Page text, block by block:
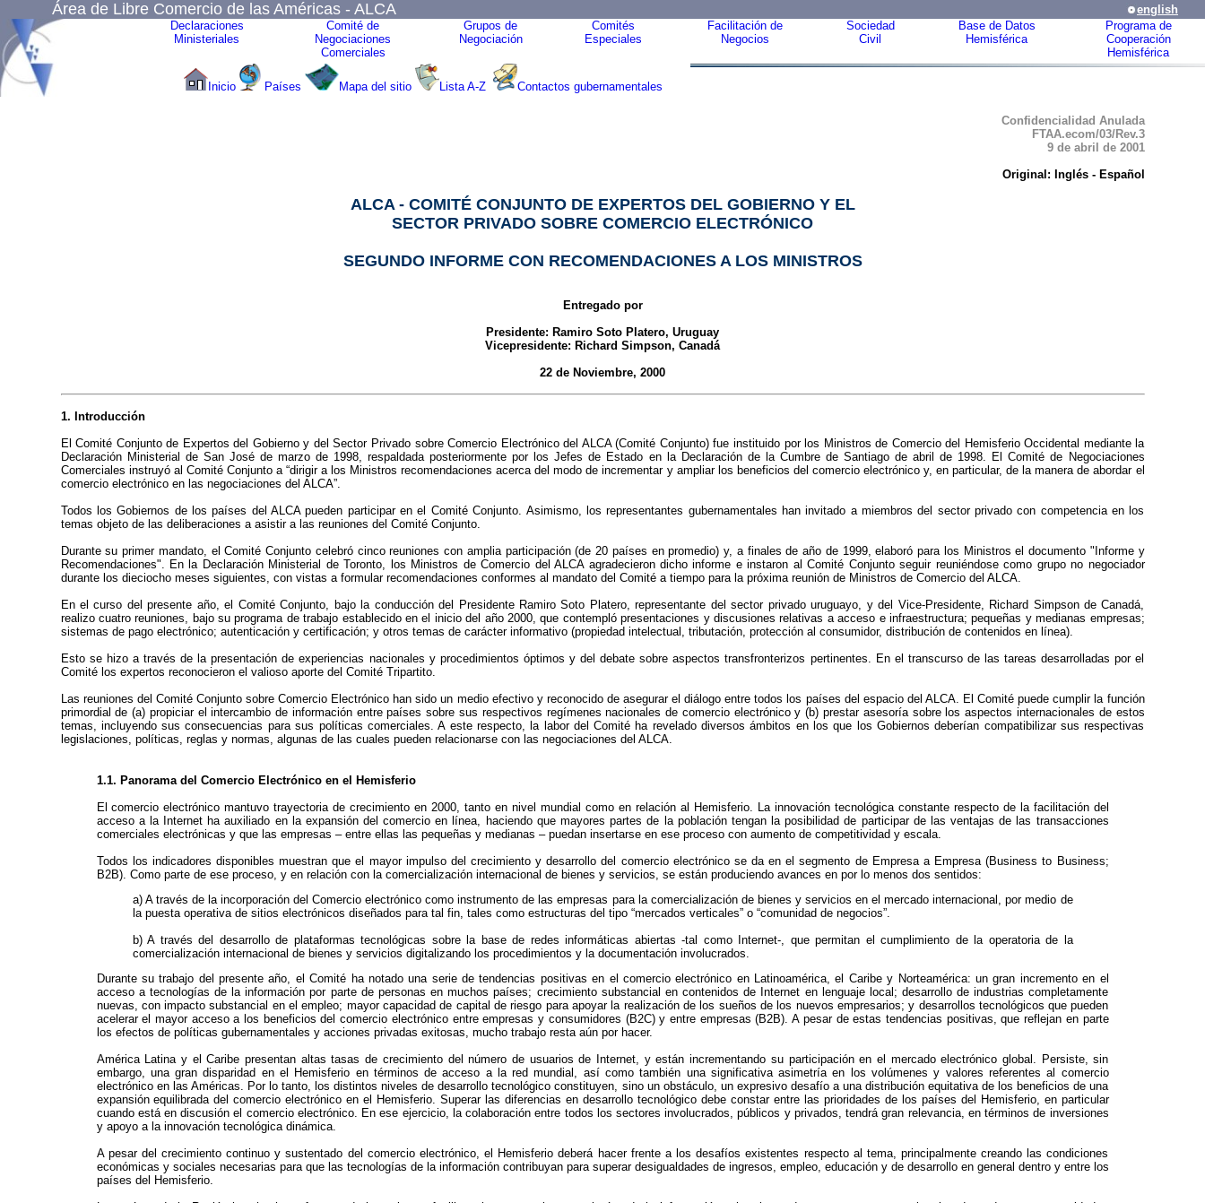
Área de Libre Comercio de las Américas - ALCA
english
Declaraciones
Ministeriales
Comité de
Negociaciones
Comerciales
Grupos de
Negociación
Comités
Especiales
Facilitación de
Negocios
Sociedad
Civil
Base de Datos
Hemisférica
Programa de
Cooperación
Hemisférica
Inicio Países Mapa del sitio Lista A-Z Contactos gubernamentales
Confidencialidad Anulada
FTAA.ecom/03/Rev.3
9 de abril de 2001
Original: Inglés - Español
ALCA - COMITÉ CONJUNTO DE EXPERTOS DEL GOBIERNO Y EL
SECTOR PRIVADO SOBRE COMERCIO ELECTRÓNICO
SEGUNDO INFORME CON RECOMENDACIONES A LOS MINISTROS
Entregado por
Presidente: Ramiro Soto Platero, Uruguay
Vicepresidente: Richard Simpson, Canadá
22 de Noviembre, 2000
1. Introducción
El Comité Conjunto de Expertos del Gobierno y del Sector Privado sobre Comercio Electrónico del ALCA (Comité Conjunto) fue instituido por los Ministros de Comercio del Hemisferio Occidental mediante la
Declaración Ministerial de San José de marzo de 1998, respaldada posteriormente por los Jefes de Estado en la Declaración de la Cumbre de Santiago de abril de 1998. El Comité de Negociaciones
Comerciales instruyó al Comité Conjunto a “dirigir a los Ministros recomendaciones acerca del modo de incrementar y ampliar los beneficios del comercio electrónico y, en particular, de la manera de abordar el
comercio electrónico en las negociaciones del ALCA”.
Todos los Gobiernos de los países del ALCA pueden participar en el Comité Conjunto. Asimismo, los representantes gubernamentales han invitado a miembros del sector privado con competencia en los
temas objeto de las deliberaciones a asistir a las reuniones del Comité Conjunto.
Durante su primer mandato, el Comité Conjunto celebró cinco reuniones con amplia participación (de 20 países en promedio) y, a finales de año de 1999, elaboró para los Ministros el documento "Informe y
Recomendaciones". En la Declaración Ministerial de Toronto, los Ministros de Comercio del ALCA agradecieron dicho informe e instaron al Comité Conjunto seguir reuniéndose como grupo no negociador
durante los dieciocho meses siguientes, con vistas a formular recomendaciones conformes al mandato del Comité a tiempo para la próxima reunión de Ministros de Comercio del ALCA.
En el curso del presente año, el Comité Conjunto, bajo la conducción del Presidente Ramiro Soto Platero, representante del sector privado uruguayo, y del Vice-Presidente, Richard Simpson de Canadá,
realizo cuatro reuniones, bajo su programa de trabajo establecido en el inicio del año 2000, que contempló presentaciones y discusiones relativas a acceso e infraestructura; pequeñas y medianas empresas;
sistemas de pago electrónico; autenticación y certificación; y otros temas de carácter informativo (propiedad intelectual, tributación, protección al consumidor, distribución de contenidos en línea).
Esto se hizo a través de la presentación de experiencias nacionales y procedimientos óptimos y del debate sobre aspectos transfronterizos pertinentes. En el transcurso de las tareas desarrolladas por el
Comité los expertos reconocieron el valioso aporte del Comité Tripartito.
Las reuniones del Comité Conjunto sobre Comercio Electrónico han sido un medio efectivo y reconocido de asegurar el diálogo entre todos los países del espacio del ALCA. El Comité puede cumplir la función
primordial de (a) propiciar el intercambio de información entre países sobre sus respectivos regímenes nacionales de comercio electrónico y (b) prestar asesoría sobre los aspectos internacionales de estos
temas, incluyendo sus consecuencias para sus políticas comerciales. A este respecto, la labor del Comité ha revelado diversos ámbitos en los que los Gobiernos deberían compatibilizar sus respectivas
legislaciones, políticas, reglas y normas, algunas de las cuales pueden relacionarse con las negociaciones del ALCA.
1.1. Panorama del Comercio Electrónico en el Hemisferio
El comercio electrónico mantuvo trayectoria de crecimiento en 2000, tanto en nivel mundial como en relación al Hemisferio. La innovación tecnológica constante respecto de la facilitación del
acceso a la Internet ha auxiliado en la expansión del comercio en línea, haciendo que mayores partes de la población tengan la posibilidad de participar de las ventajas de las transacciones
comerciales electrónicas y que las empresas – entre ellas las pequeñas y medianas – puedan insertarse en ese proceso con aumento de competitividad y escala.
Todos los indicadores disponibles muestran que el mayor impulso del crecimiento y desarrollo del comercio electrónico se da en el segmento de Empresa a Empresa (Business to Business;
B2B). Como parte de ese proceso, y en relación con la comercialización internacional de bienes y servicios, se están produciendo avances en por lo menos dos sentidos:
a) A través de la incorporación del Comercio electrónico como instrumento de las empresas para la comercialización de bienes y servicios en el mercado internacional, por medio de
la puesta operativa de sitios electrónicos diseñados para tal fin, tales como estructuras del tipo “mercados verticales” o “comunidad de negocios”.
b) A través del desarrollo de plataformas tecnológicas sobre la base de redes informáticas abiertas -tal como Internet-, que permitan el cumplimiento de la operatoria de la
comercialización internacional de bienes y servicios digitalizando los procedimientos y la documentación involucrados.
Durante su trabajo del presente año, el Comité ha notado una serie de tendencias positivas en el comercio electrónico en Latinoamérica, el Caribe y Norteamérica: un gran incremento en el
acceso a tecnologías de la información por parte de personas en muchos países; crecimiento substancial en contenidos de Internet en lenguaje local; desarrollo de industrias completamente
nuevas, con impacto substancial en el empleo; mayor capacidad de capital de riesgo para apoyar la realización de los sueños de los nuevos empresarios; y desarrollos tecnológicos que pueden
acelerar el mayor acceso a los beneficios del comercio electrónico entre empresas y consumidores (B2C) y entre empresas (B2B). A pesar de estas tendencias positivas, que reflejan en parte
los efectos de políticas gubernamentales y acciones privadas exitosas, mucho trabajo resta aún por hacer.
América Latina y el Caribe presentan altas tasas de crecimiento del número de usuarios de Internet, y están incrementando su participación en el mercado electrónico global. Persiste, sin
embargo, una gran disparidad en el Hemisferio en términos de acceso a la red mundial, así como también una significativa asimetría en los volúmenes y valores referentes al comercio
electrónico en las Américas. Por lo tanto, los distintos niveles de desarrollo tecnológico constituyen, sino un obstáculo, un expresivo desafío a una distribución equitativa de los beneficios de una
expansión equilibrada del comercio electrónico en el Hemisferio. Superar las diferencias en desarrollo tecnológico debe constar entre las prioridades de los países del Hemisferio, en particular
cuando está en discusión el comercio electrónico. En ese ejercicio, la colaboración entre todos los sectores involucrados, públicos y privados, tendrá gran relevancia, en términos de inversiones
y apoyo a la innovación tecnológica dinámica.
A pesar del crecimiento continuo y sustentado del comercio electrónico, el Hemisferio deberá hacer frente a los desafíos existentes respecto al tema, principalmente creando las condiciones
económicas y sociales necesarias para que las tecnologías de la información contribuyan para superar desigualdades de ingresos, empleo, educación y de desarrollo en general dentro y entre los
países del Hemisferio.